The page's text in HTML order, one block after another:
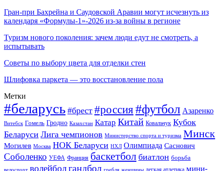
Гран-при Бахрейна и Саудовской Аравии могут исчезнуть из
календаря «Формулы-1»-2026 из-за войны в регионе
Туризм нового поколения: зачем люди едут не смотреть, а
испытывать
Советы по выбору цвета для отделки стен
Шлифовка паркета — это восстановление пола
Метки
#беларусь #брест #россия#футбол Азаренко
Витебск Гомель Гродно Казахстан Катар Китай Ковальчук Кубок
Беларуси Лига чемпионов Министерство спорта и туризма Минск
Могилев Москва НОК Беларуси НХЛ Олимпиада Саснович
Соболенко УЕФА Франция баскетбол биатлон борьба
велоспорт волейболгандбол гребля женщины легкая атлетика мини-